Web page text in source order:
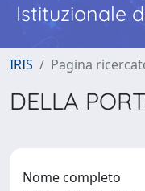
Istituzionale
IRIS Pagina
DELLA
Nome completo